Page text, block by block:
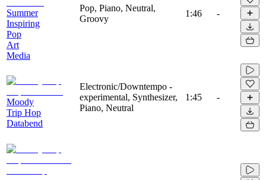
Summer
Inspiring
Pop
Art
Media
Pop, Piano, Neutral,
Groovy
1:46 -
Moody
Trip Hop
Databend
Electronic/Downtempo -
experimental, Synthesizer,
Piano, Neutral
1:45 -